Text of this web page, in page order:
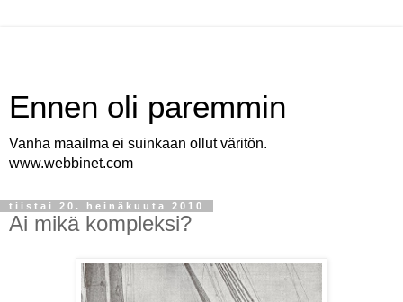
Ennen oli paremmin
Vanha maailma ei suinkaan ollut väritön.
www.webbinet.com
tiistai 20. heinäkuuta 2010
Ai mikä kompleksi?